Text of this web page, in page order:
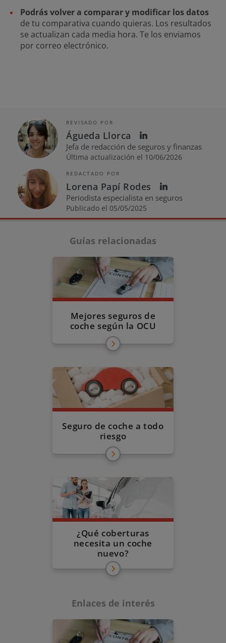
Podrás volver a comparar y modificar los datos
de tu comparativa cuando quieras. Los resultados
se actualizan cada media hora. Te los enviamos
por correo electrónico.
REVISADO POR
Águeda Llorca
Jefa de redacción de seguros y finanzas
Última actualización el 10/06/2026
REDACTADO POR
Lorena Papí Rodes
Periodista especialista en seguros
Publicado el 05/05/2025
Guías relacionadas
Mejores seguros de
coche según la OCU
Seguro de coche a todo
riesgo
¿Qué coberturas
necesita un coche
nuevo?
Enlaces de interés